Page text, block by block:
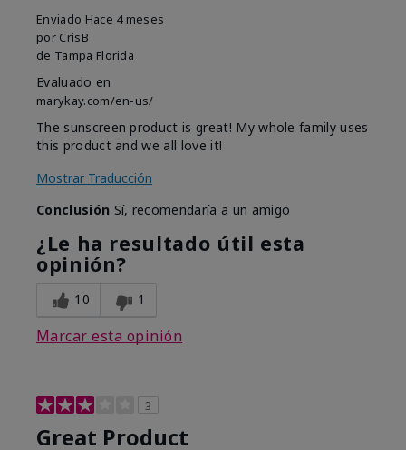
Enviado Hace 4 meses
por CrisB
de Tampa Florida
Evaluado en
marykay.com/en-us/
The sunscreen product is great! My whole family uses
this product and we all love it!
Mostrar Traducción
Conclusión Sí, recomendaría a un amigo
¿Le ha resultado útil esta
opinión?
10 1
Marcar esta opinión
3
Great Product